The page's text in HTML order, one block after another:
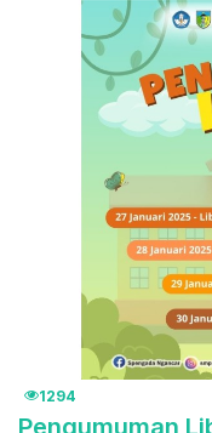
1294
Pengumuman